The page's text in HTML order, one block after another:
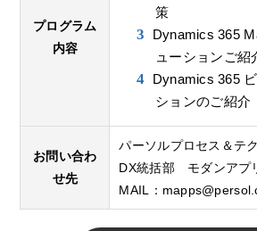
プログラム
内容
策
Dynamics 365
ューションご紹
Dynamics 365
ションのご紹介
お問い合わ
せ先
パーソルプロセス＆テ
DX統括部 モダンアプ
MAIL：